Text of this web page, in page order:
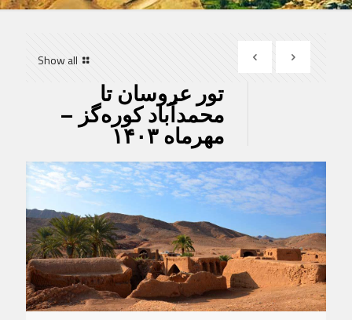
Show all
تور عروسان تا
محمدآباد کوره‌گز –
مهرماه ۱۴۰۳